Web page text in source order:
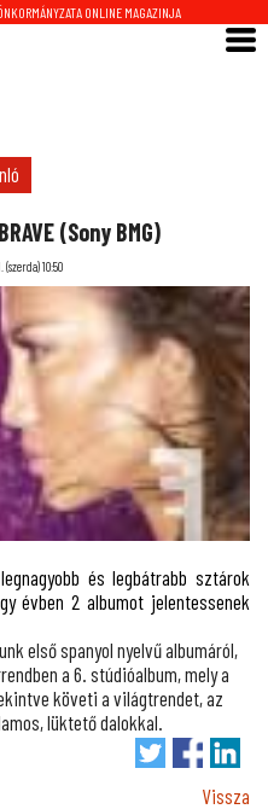
ONLINE MAGAZINJA
(Sony BMG)
(szerda) 10:50
és legbátrabb sztárok
évben 2 albumot jelentessenek
első spanyol nyelvű albumáról,
a 6. stúdióalbum, mely a
követi a világtrendet, az
lüktető dalokkal.
Vissza